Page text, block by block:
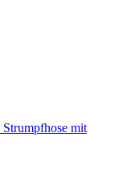
mit